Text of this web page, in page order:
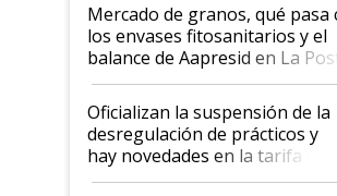
Mercado de granos, qué pasa
los envases fitosanitarios y el
balance de Aapresid en La
Oficializan la suspensión de la
desregulación de prácticos y
hay novedades en la tarifa de
la hidrovía